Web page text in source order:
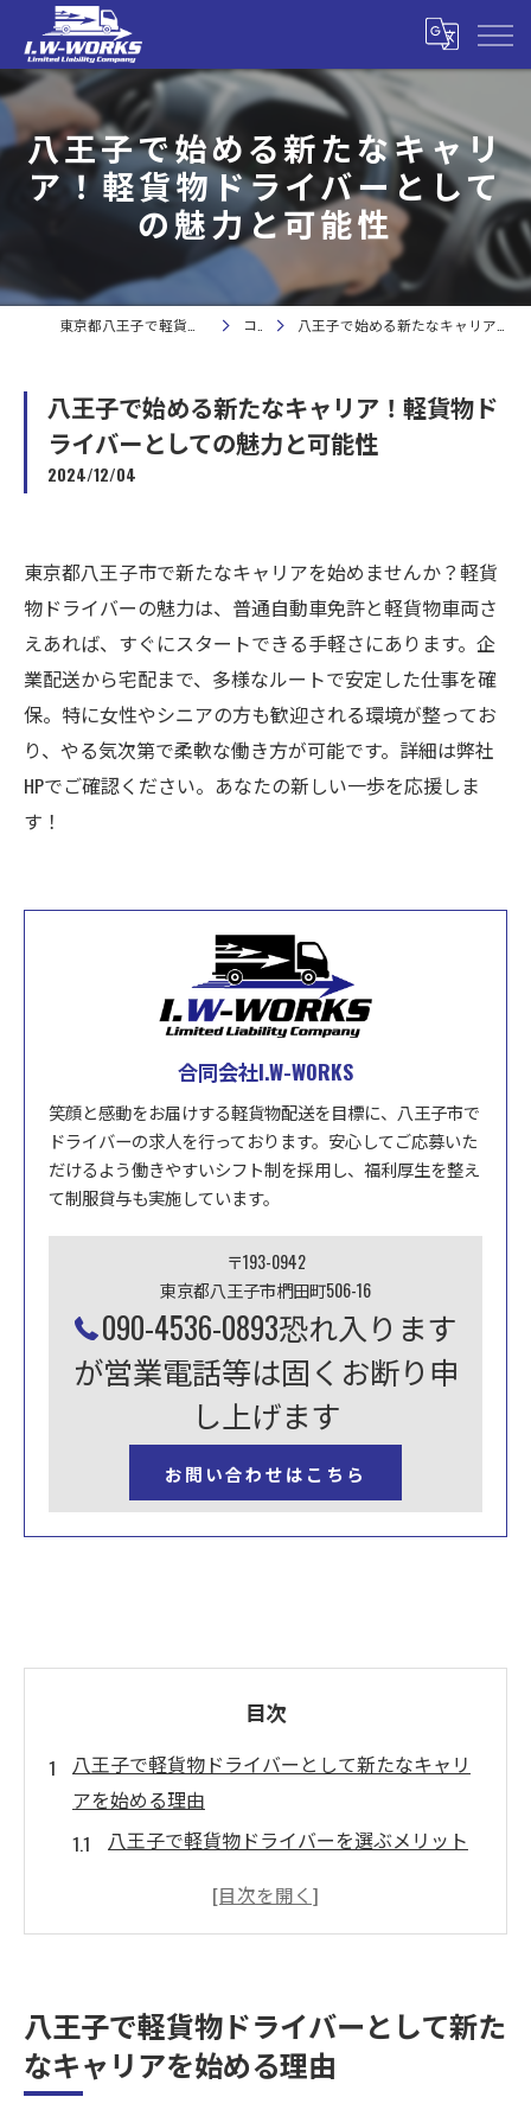
八王子で始める新たなキャリ
ア！軽貨物ドライバーとして
の魅力と可能性
コラム 八王子で始める新たなキャリア！軽貨物ドライバーとしての魅力と可能性
八王子で始める新たなキャリア！軽貨物ド
ライバーとしての魅力と可能性
2024/12/04
東京都八王子市で新たなキャリアを始めませんか？軽貨
物ドライバーの魅力は、普通自動車免許と軽貨物車両さ
えあれば、すぐにスタートできる手軽さにあります。企
業配送から宅配まで、多様なルートで安定した仕事を確
保。特に女性やシニアの方も歓迎される環境が整ってお
り、やる気次第で柔軟な働き方が可能です。詳細は弊社
HPでご確認ください。あなたの新しい一歩を応援しま
す！
合同会社I.W-WORKS
笑顔と感動をお届けする軽貨物配送を目標に、八王子市で
ドライバーの求人を行っております。安心してご応募いた
だけるよう働きやすいシフト制を採用し、福利厚生を整え
て制服貸与も実施しています。
〒193-0942
東京都八王子市椚田町506-16
090-4536-0893恐れ入ります
が営業電話等は固くお断り申
し上げます
お問い合わせはこちら
目次
八王子で軽貨物ドライバーとして新たなキャリ
アを始める理由
八王子で軽貨物ドライバーを選ぶメリット
地域特性を活かした働き方
地域密着型の配送サービス
普通自動車免許で始める軽貨物ドライバーの魅
八王子で軽貨物ドライバーとして新た
なキャリアを始める理由